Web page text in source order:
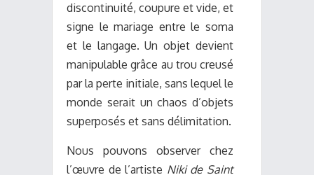
discontinuité, coupure et vide, et
signe le mariage entre le soma
et le langage. Un objet devient
manipulable grâce au trou creusé
par la perte initiale, sans lequel le
monde serait un chaos d’objets
superposés et sans délimitation.
Nous pouvons observer chez
l’œuvre de l’artiste Niki de Saint